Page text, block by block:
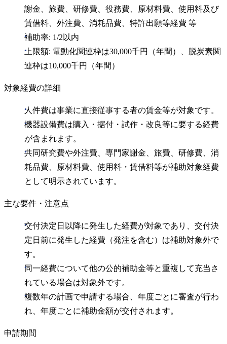
謝金、旅費、研修費、役務費、原材料費、使用料及び
賃借料、外注費、消耗品費、特許出願等経費 等
補助率: 1/2以内
上限額: 電動化関連枠は30,000千円（年間）、脱炭素関
連枠は10,000千円（年間）
対象経費の詳細
人件費は事業に直接従事する者の賃金等が対象です。
機器設備費は購入・据付・試作・改良等に要する経費
が含まれます。
共同研究費や外注費、専門家謝金、旅費、研修費、消
耗品費、原材料費、使用料・賃借料等が補助対象経費
として明示されています。
主な要件・注意点
交付決定日以降に発生した経費が対象であり、交付決
定日前に発生した経費（発注を含む）は補助対象外で
す。
同一経費について他の公的補助金等と重複して充当さ
れている場合は対象外です。
複数年の計画で申請する場合、年度ごとに審査が行わ
れ、年度ごとに補助金額が交付されます。
申請期間